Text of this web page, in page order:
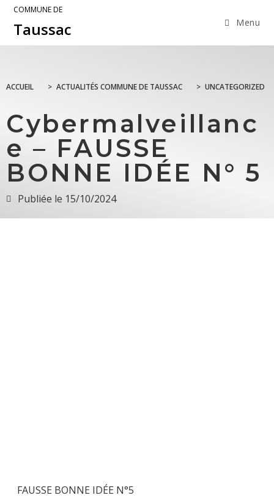
COMMUNE DE
Taussac Menu
ACCUEIL > ACTUALITÉS COMMUNE DE TAUSSAC > UNCATEGORIZED
Cybermalveillanc
e – FAUSSE
BONNE IDÉE N° 5
Publiée le 15/10/2024
FAUSSE BONNE IDÉE N°5